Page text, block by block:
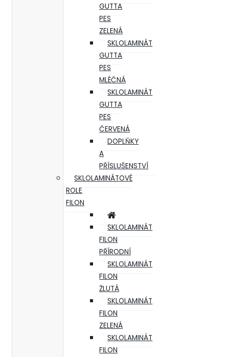
GUTTA
PES
ZELENÁ
SKLOLAMINÁT
GUTTA
PES
MLÉČNÁ
SKLOLAMINÁT
GUTTA
PES
ČERVENÁ
DOPLŇKY
A
PŘÍSLUŠENSTVÍ
SKLOLAMINÁTOVÉ
ROLE
FILON
SKLOLAMINÁT
FILON
PŘÍRODNÍ
SKLOLAMINÁT
FILON
ŽLUTÁ
SKLOLAMINÁT
FILON
ZELENÁ
SKLOLAMINÁT
FILON